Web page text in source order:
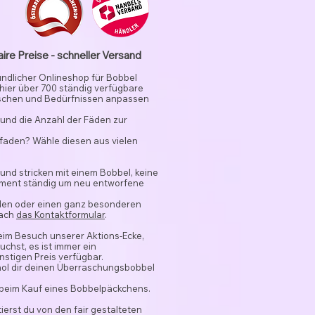
Preise - schneller Versand
Onlineshop für Bobbel
über 700 ständig verfügbare
und Bedürfnissen anpassen
die Anzahl der Fäden zur
Wähle diesen aus vielen
stricken mit einem Bobbel, keine
ständig um neu entworfene
oder einen ganz besonderen
das Kontaktformular.
Besuch unserer Aktions-Ecke,
es ist immer ein
Preis verfügbar.
dir deinen Überraschungsbobbel
Kauf eines Bobbelpäckchens.
du von den fair gestalteten